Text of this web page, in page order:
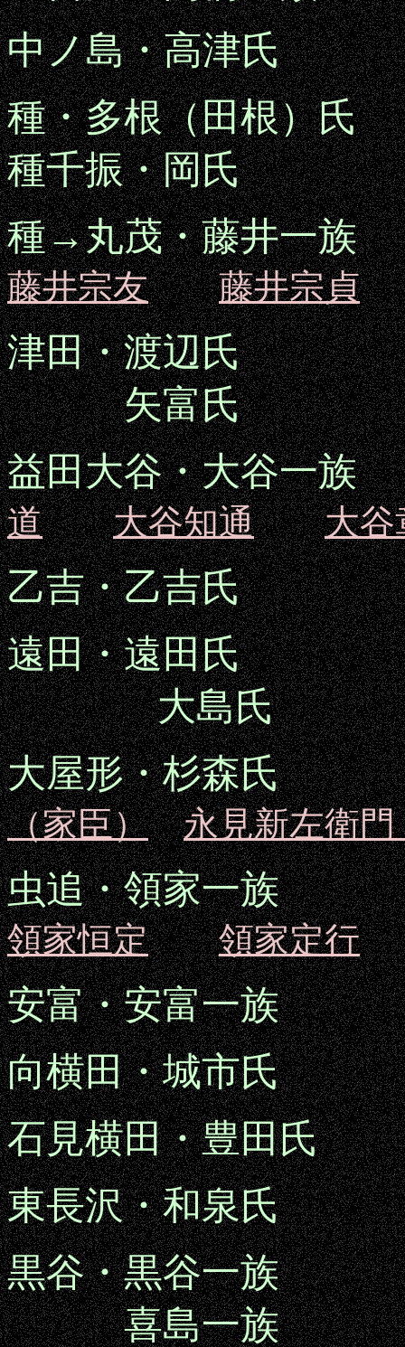
中ノ島・高津氏
種・多根（田根）氏
種千振・岡氏
種→丸茂・藤井一族
藤井宗友 藤井宗貞
津田・渡辺氏
矢富氏
益田大谷・大谷一族
道 大谷知通 大谷
乙吉・乙吉氏
遠田・遠田氏
大島氏
大屋形・杉森氏
（家臣） 永見新左衛
虫追・領家一族
領家恒定 領家定行
安富・安富一族
向横田・城市氏
石見横田・豊田氏
東長沢・和泉氏
黒谷・黒谷一族
喜島一族